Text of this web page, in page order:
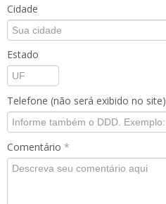
Cidade
Estado
Telefone (não será exibido no site)
Comentário *